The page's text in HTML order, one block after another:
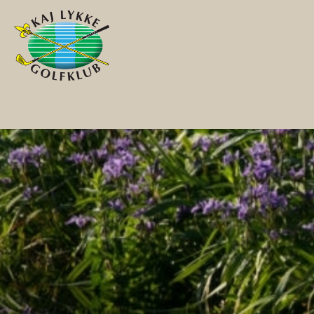
Gå til hovedindhold